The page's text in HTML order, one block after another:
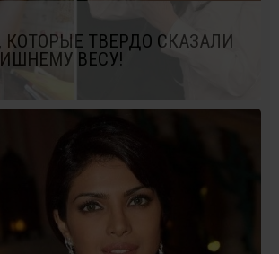
КОТОРЫЕ ТВЕРДО СКАЗАЛИ
ВЕСУ!